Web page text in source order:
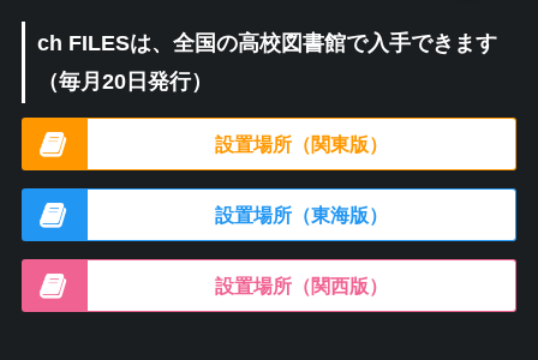
ch FILESは、全国の高校図書館で入手できます
（毎月20日発行）
設置場所（関東版）
設置場所（東海版）
設置場所（関西版）